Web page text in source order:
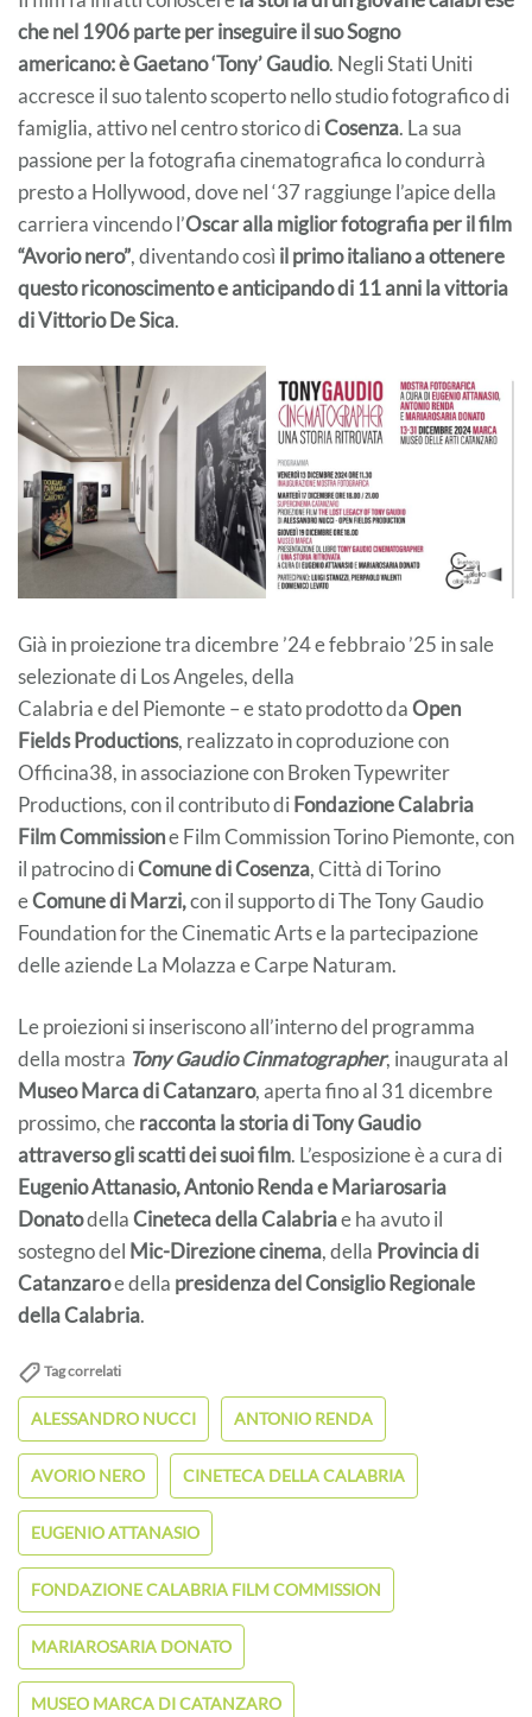
che nel 1906 parte per inseguire il suo Sogno
americano: è Gaetano ‘Tony’ Gaudio. Negli Stati Uniti
accresce il suo talento scoperto nello studio fotografico di
famiglia, attivo nel centro storico diCosenza. La sua
passione per la fotografia cinematografica lo condurrà
presto a Hollywood, dove nel ‘37 raggiunge l’apice della
carriera vincendo l’Oscar alla miglior fotografia per il film
“Avorio nero”, diventando così il primo italiano a ottenere
questo riconoscimento e anticipando di 11 anni la vittoria
di Vittorio De Sica.
Già in proiezione tra dicembre ’24 e febbraio ’25 in sale
selezionate di Los Angeles, della
Calabria e del Piemonte – e stato prodotto daOpen
Fields Productions, realizzato in coproduzione con
Officina38, in associazione con Broken Typewriter
Productions, con il contributo di Fondazione Calabria
Film Commissione Film Commission Torino Piemonte, con
il patrocino diComune di Cosenza, Città di Torino
eComune di Marzi,con il supporto di The Tony Gaudio
Foundation for the Cinematic Arts e la partecipazione
delle aziende La Molazza e Carpe Naturam.
Le proiezioni si inseriscono all’interno del programma
della mostra Tony Gaudio Cinmatographer, inaugurata al
Museo Marca di Catanzaro, aperta fino al 31 dicembre
prossimo, cheracconta la storia diTony Gaudio
attraverso gli scatti dei suoi film. L’esposizione è a cura di
Eugenio Attanasio, Antonio Rendae Mariarosaria
DonatodellaCineteca della Calabriae ha avuto il
sostegno del Mic-Direzione cinema, della Provincia di
Catanzaroe della presidenza del Consiglio Regionale
della Calabria.
Tag correlati
ALESSANDRO NUCCI ANTONIO RENDA
AVORIO NERO CINETECA DELLA CALABRIA
EUGENIO ATTANASIO
FONDAZIONE CALABRIA FILM COMMISSION
MARIAROSARIA DONATO
MUSEO MARCA DI CATANZARO